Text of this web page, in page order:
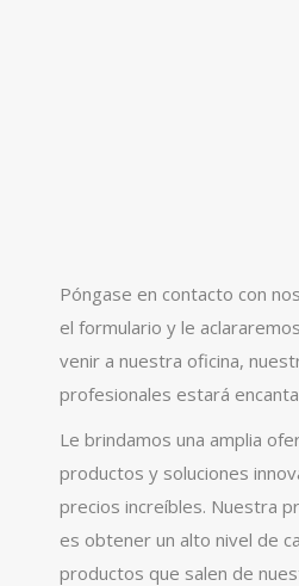
Póngase en contacto con
el formulario y le
venir a nuestra oficina,
profesionales estará
Le brindamos una amplia
productos y soluciones
precios increíbles. Nuestra
es obtener un alto nivel de
productos que salen de